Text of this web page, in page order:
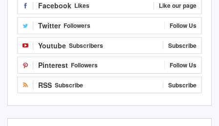
Facebook Likes Like our page
Twitter Followers Follow Us
Youtube Subscribers Subscribe
Pinterest Followers Follow Us
RSS Subscribe Subscribe